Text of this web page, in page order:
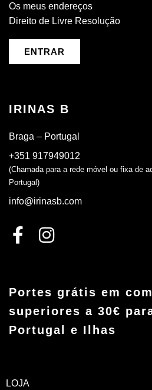
Os meus endereços
Direito de Livre Resolução
ENTRAR
IRINAS B
Braga – Portugal
+351 917949012
(Chamada para a rede móvel ou fixa de
Portugal)
info@irinasb.com
Portes grátis em
superiores a 30€
Portugal e Ilhas
LOJA